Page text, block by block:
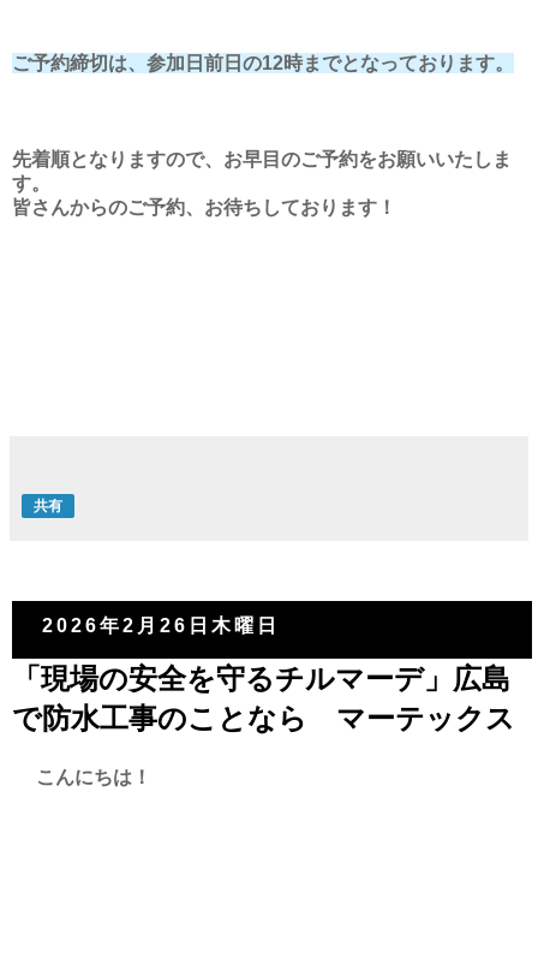
ご予約締切は、参加日前日の12時までとなっております。
先着順となりますので、お早目のご予約をお願いいたしま
す。
皆さんからのご予約、お待ちしております！
共有
2026年2月26日木曜日
「現場の安全を守るチルマーデ」広島
で防水工事のことなら マーテックス
こんにちは！